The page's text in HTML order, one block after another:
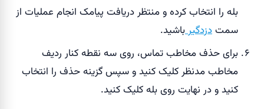
بله را انتخاب کرده و منتظر دریافت پیامک انجام عملیات از
سمتدزدگیرباشید.
برای حذف مخاطب تماس، روی سه نقطه کنار ردیف
مخاطب مدنظر کلیک کنید و سپس گزینه حذف را انتخاب
کنید و در نهایت روی بله کلیک کنید.